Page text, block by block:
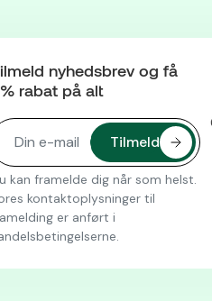
nyhedsbrev og få
rabat på alt
kan framelde dig når som helst.
kontaktoplysninger til
er anført i